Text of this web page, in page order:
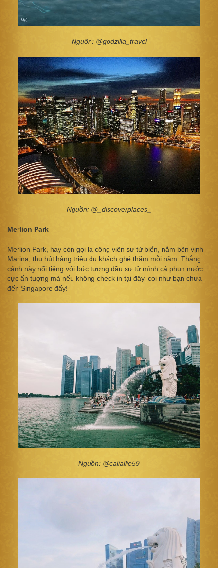
Nguồn: @godzilla_travel
Nguồn: @_discoverplaces_
Merlion Park
Merlion Park, hay còn gọi là công viên sư tử biển, nằm bên vịnh
Marina, thu hút hàng triệu du khách ghé thăm mỗi năm. Thắng
cảnh này nổi tiếng với bức tượng đầu sư tử mình cá phun nước
cực ấn tượng mà nếu không check in tại đây, coi như bạn chưa
đến Singapore đấy!
Nguồn: @caliallie59